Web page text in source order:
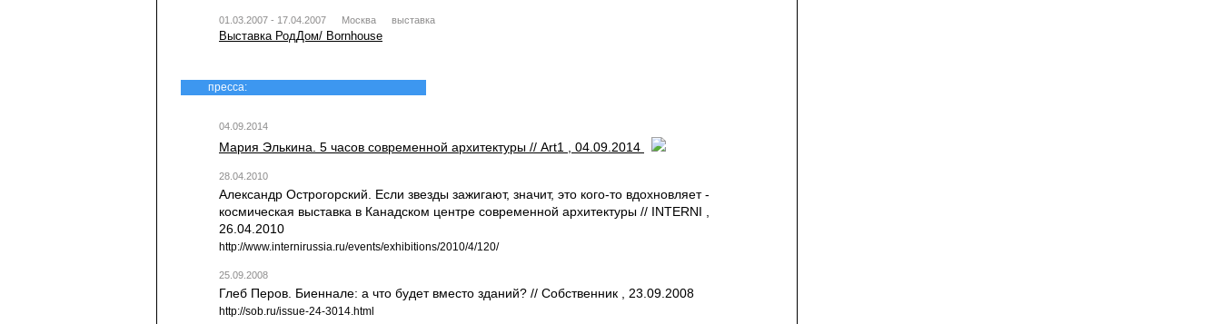
01.03.2007 - 17.04.2007 Москва выставка
Выставка РодДом/ Bornhouse
пресса:
04.09.2014
Мария Элькина. 5 часов современной архитектуры // Art1 , 04.09.2014
28.04.2010
Александр Острогорский. Если звезды зажигают, значит, это кого-то вдохновляет -
космическая выставка в Канадском центре современной архитектуры // INTERNI ,
26.04.2010
http://www.internirussia.ru/events/exhibitions/2010/4/120/
25.09.2008
Глеб Перов. Биеннале: а что будет вместо зданий? // Собственник , 23.09.2008
http://sob.ru/issue-24-3014.html